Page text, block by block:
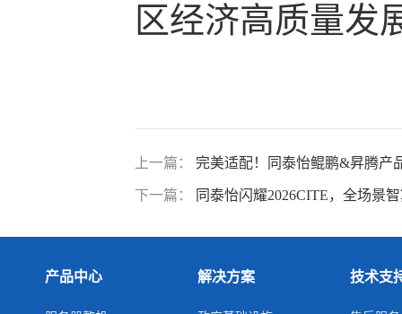
区经济高质量发
上一篇： 完美适配！同泰怡鲲鹏&昇腾产
下一篇： 同泰怡闪耀2026CITE，全场景
产品中心 解决方案 技术支